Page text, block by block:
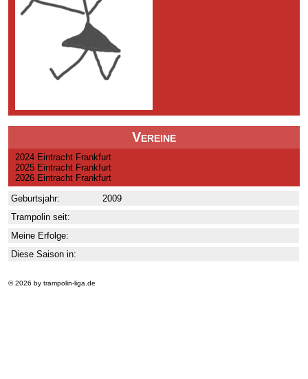
Vereine
2024 Eintracht Frankfurt
2025 Eintracht Frankfurt
2026 Eintracht Frankfurt
Geburtsjahr:
2009
Trampolin seit:
Meine Erfolge:
Diese Saison in:
© 2026 by trampolin-liga.de